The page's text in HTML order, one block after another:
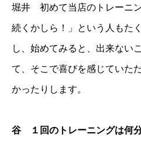
堀井 初めて当店のトレーニン
続くかしら！」という人もた
し、始めてみると、出来ない
て、そこで喜びを感じていた
かったりします。
谷 １回のトレーニングは何